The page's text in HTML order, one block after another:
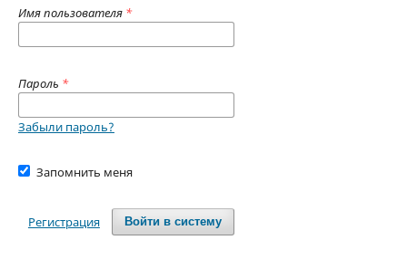
Имя пользователя *
Пароль *
Забыли пароль?
Запомнить меня
Войти в систему
Регистрация